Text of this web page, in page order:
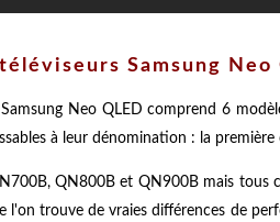
Samsung Neo
Neo QLED comprend 6
à leur dénomination : la
QN800B et QN900B mais tous
trouve de vraies différences de